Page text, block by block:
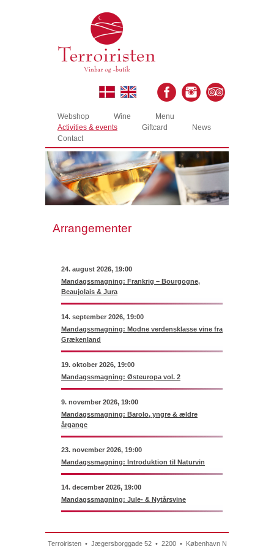
Webshop Wine
Menu
Activities & events
Giftcard
News
Contact
Arrangementer
24. august 2026, 19:00
Mandagssmagning: Frankrig – Bourgogne,
Beaujolais & Jura
14. september 2026, 19:00
Mandagssmagning: Modne verdensklasse vine fra
Grækenland
19. oktober 2026, 19:00
Mandagssmagning: Østeuropa vol. 2
9. november 2026, 19:00
Mandagssmagning: Barolo, yngre & ældre
årgange
23. november 2026, 19:00
Mandagssmagning: Introduktion til Naturvin
14. december 2026, 19:00
Mandagssmagning: Jule- & Nytårsvine
Terroiristen • Jægersborggade 52 • 2200 • København N